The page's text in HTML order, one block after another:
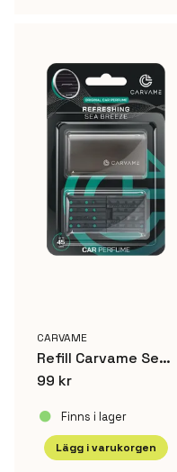
CARVAME
Refill Carvame Sea Breeze Alu
99 kr
Finns i lager
Lägg i varukorgen